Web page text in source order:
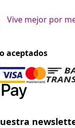
Vive mejor por
aceptados